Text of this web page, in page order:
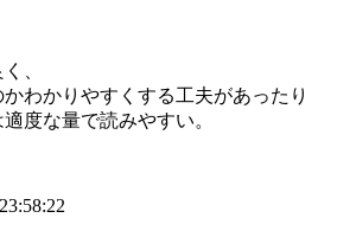
、
わかりやすくする工夫があったり
度な量で読みやすい。